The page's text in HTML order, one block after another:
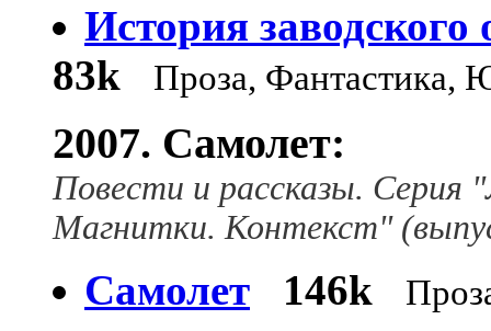
История заводского
83k
Проза, Фантастика,
2007. Самолет:
Повести и рассказы. Серия
Магнитки. Контекст"
Самолет 146k